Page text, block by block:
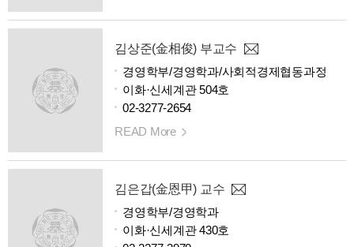
김상준(金相俊) 부교수
경영학부/경영학과/사회적경제협동과정
이화·신세계관 504호
02-3277-2654
READ More
김은갑(金恩甲) 교수
경영학부/경영학과
이화·신세계관 430호